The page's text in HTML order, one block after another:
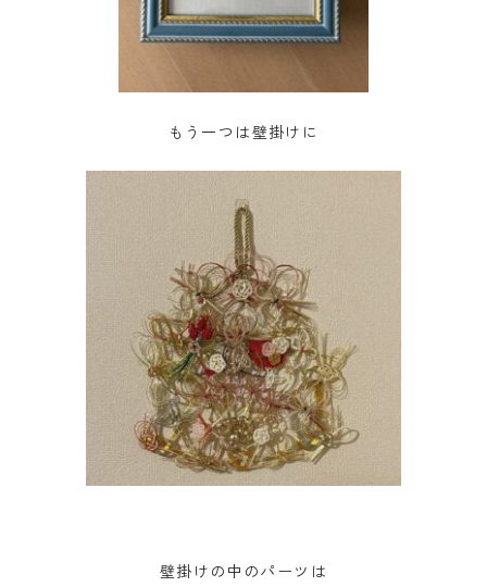
もう一つは壁掛けに
壁掛けの中のパーツは